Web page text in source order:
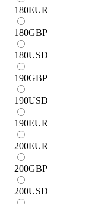
180EUR
180GBP
180USD
190GBP
190USD
190EUR
200EUR
200GBP
200USD